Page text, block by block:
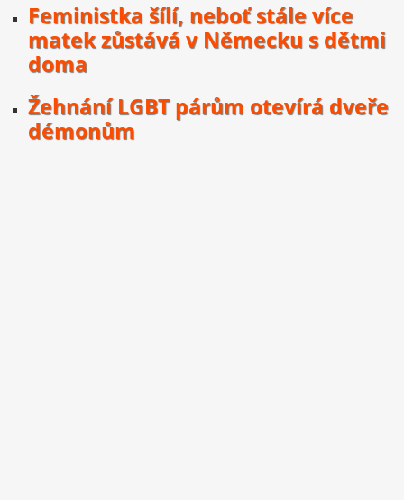
Feministka šílí, neboť stále více
matek zůstává v Německu s dětmi
doma
Žehnání LGBT párům otevírá dveře
démonům